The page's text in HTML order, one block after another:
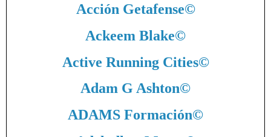
Acción Getafense©
Ackeem Blake©
Active Running Cities©
Adam G Ashton©
ADAMS Formación©